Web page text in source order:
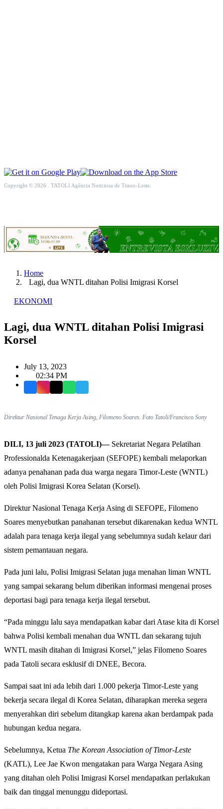
Copyright © 2026 . TATOLI Agência Noticiosa de Timor-Leste.
Home
Lagi, dua WNTL ditahan Polisi Imigrasi Korsel
EKONOMI
Lagi, dua WNTL ditahan Polisi Imigrasi
Korsel
July 13, 2023
02:34 PM
FacebookInstagram
Direktur Nasional Tenaga Kerja Asing, Filomeno Soares. Foto Tatoli/Francisco Sony
DILI, 13 juli 2023 (TATOLI)— Sekretariat Negara Pelatihan
Professionalda Ketenagakerjaan (SEFOPE) kembali melaporkan
adanya penahanan pada dua warga negara Timor-Leste (WNTL)
oleh Polisi Imigrasi Korea Selatan (Korsel).
Direktur Nasional Tenaga Kerja Asing di SEFOPE, Filomeno
Soares menyebutkan panahanan tersebut dikarenakan kedua WNTL
adalah para tenaga kerja ilegal yang sebelumnya sudah kelaur dari
sistem pemantauan negara.
Pada juni lalu, Polisi Imigrasi Selatan juga menahan liman WNTL
yang sampai sekarang belum diberikan informasi mengenai proses
deportasi bagi para tenaga kerja ilegal tersebut.
“Pada minggu lalu saya mendapatkan kabar dari Atase kita di Korsel
bahwa Polisi kembali menahan dua WNTL dan sekarang tujuh
WNTL masih ditahan di Imigrasi Korsel,” jelas Filomeno Soares
pada Tatoli secara esklusif di DNEE, Becora.
Sampai saat ini ada lebih dari 1.000 pekerja Timor-Leste yang
bekerja secara ilegal di Korea Selatan, diharapkan mereka segera
menyerahkan diri sebelum ditangkap karena akan berdampak pada
hubungan kedua negara.
Sebelumnya, Ketua The Korean Association of Timor-Leste
(KATL), Lee Jae Kwon mengatakan para Warga Negara Asing
yang ditahan oleh Polisi Imigrasi Korsel mendapatkan perlakukan
baik dan tinggal menunggu dideportasi.